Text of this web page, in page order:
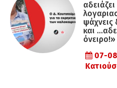
ψάχνεις
και
όνειρο!»
07-